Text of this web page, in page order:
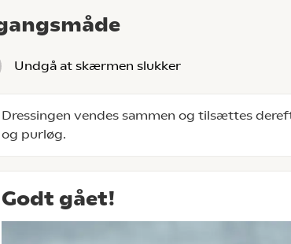
Undgå at skærmen slukker
Dressingen vendes sammen og tilsættes
og purløg.
Godt gået!